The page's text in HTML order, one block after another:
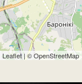
Leaflet| ©OpenStreetMap